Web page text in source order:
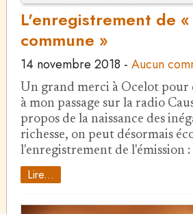
L'enregistrement de «
commune »
14 novembre 2018 - Aucun
Un grand merci à Ocelot pour
à mon passage sur la radio
propos de la naissance des
richesse, on peut désormais
l'enregistrement de l'émission :
Lire...